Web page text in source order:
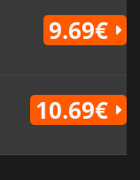
9.69€
10.69€